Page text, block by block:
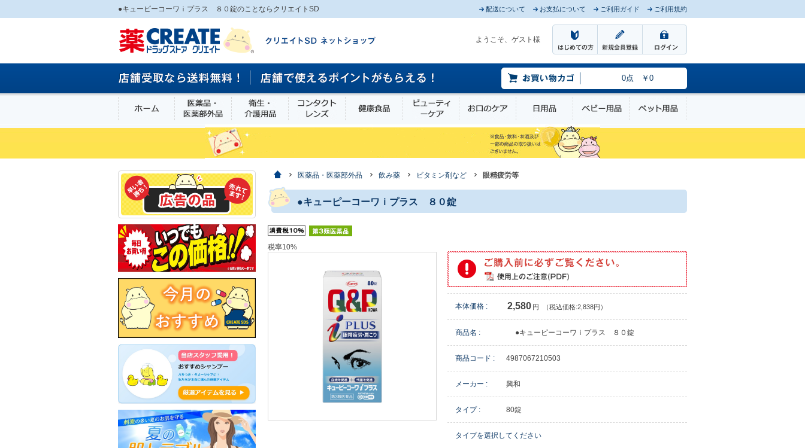
●キューピーコーワｉプラス ８０錠のことならクリエイトSD 配送について お支払について ご利用ガイド ご利用規約
ようこそ、ゲスト様
0点 ￥0
ホーム 医薬品・医薬部外品衛生・介護用品 コンタクトレンズ健康食品 ビューティーケアお口のケア 日用品 ベビー用品 ペット用品
ホーム医薬品・医薬部外品 飲み薬 ビタミン剤など 眼精疲労等
●キューピーコーワｉプラス ８０錠
税率10%
本体価格 : 2,580 円 （税込価格:2,838円）
商品名 : ●キューピーコーワｉプラス ８０錠
商品コード : 4987067210503
メーカー : 興和
タイプ : 80錠
タイプを選択してください